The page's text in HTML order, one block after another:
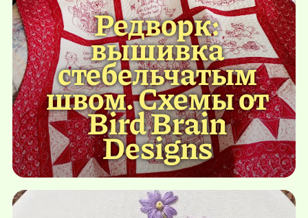
Редворк:
вышивка
стебельчатым
швом. Схемы от
Bird Brain
Designs